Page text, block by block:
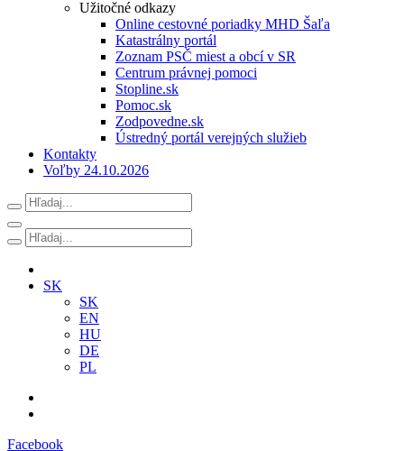
Užitočné odkazy
Online cestovné poriadky MHD Šaľa
Katastrálny portál
Zoznam PSČ miest a obcí v SR
Centrum právnej pomoci
Stopline.sk
Pomoc.sk
Zodpovedne.sk
Ústredný portál verejných služieb
Kontakty
Voľby 24.10.2026
SK
SK
EN
HU
DE
PL
Facebook